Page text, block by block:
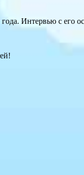
Интервью с